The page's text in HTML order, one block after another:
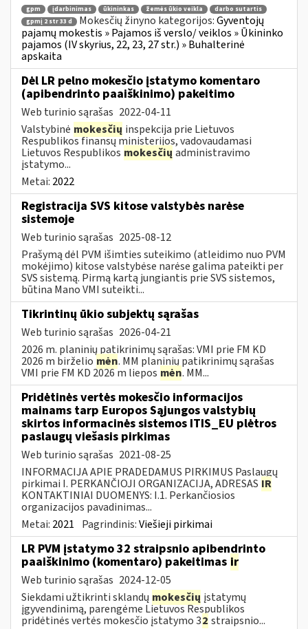
gpm įdarbinimas ūkininkas žemės ūkio veikla
darbo sutartis
gpmį 2 str 33 d
Mokesčių žinyno kategorijos:Gyventojų
pajamų mokestis » Pajamos iš verslo/ veiklos » Ūkininko
pajamos (IV skyrius, 22, 23, 27 str.) » Buhalterinė
apskaita
Dėl LR pelno mokesčio įstatymo komentaro
(apibendrinto paaiškinimo) pakeitimo
Web turinio sąrašas 2022-04-11
Valstybinė mokesčių inspekcija prie Lietuvos
Respublikos finansų ministerijos, vadovaudamasi
Lietuvos Respublikos mokesčių administravimo
įstatymo...
Metai: 2022
Registracija SVS kitose valstybės narėse
sistemoje
Web turinio sąrašas 2025-08-12
Prašymą dėl PVM išimties suteikimo (atleidimo nuo PVM
mokėjimo) kitose valstybėse narėse galima pateikti per
SVS sistemą. Pirmą kartą jungiantis prie SVS sistemos,
būtina Mano VMI suteikti...
Tikrintinų ūkio subjektų sąrašas
Web turinio sąrašas 2026-04-21
2026 m. planinių patikrinimų sąrašas: VMI prie FM KD
2026 m birželio mėn. MM planinių patikrinimų sąrašas
VMI prie FM KD 2026 m liepos mėn. MM...
Pridėtinės vertės mokesčio informacijos
mainams tarp Europos Sąjungos valstybių
skirtos informacinės sistemos ITIS_EU plėtros
paslaugų viešasis pirkimas
Web turinio sąrašas 2021-08-25
INFORMACIJA APIE PRADEDAMUS PIRKIMUS Paslaugų
pirkimai I. PERKANČIOJI ORGANIZACIJA, ADRESAS IR
KONTAKTINIAI DUOMENYS: I.1. Perkančiosios
organizacijos pavadinimas...
Metai: 2021 Pagrindinis:Viešieji pirkimai
LR PVM įstatymo 32 straipsnio apibendrinto
paaiškinimo (komentaro) pakeitimas ir
Web turinio sąrašas 2024-12-05
Siekdami užtikrinti sklandų mokesčių įstatymų
įgyvendinimą, parengėme Lietuvos Respublikos
pridėtinės vertės mokesčio įstatymo 32 straipsnio...